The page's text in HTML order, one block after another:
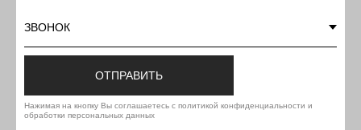
ОТПРАВИТЬ
Нажимая на кнопку Вы соглашаетесь с политикой конфиденциальности и
обработки персональных данных